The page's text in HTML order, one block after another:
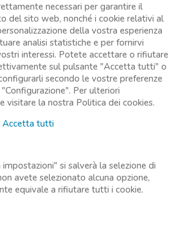
necessari per garantire il
del sito web, nonché i cookie relativi al
della vostra esperienza
analisi statistiche e per fornirvi
interessi. Potete accettare o rifiutare
sul pulsante "Accetta tutti" o
secondo le vostre preferenze
Per ulteriori
visitare la nostra Politica dei cookies.
Accetta tutti
si salverà la selezione di
avete selezionato alcuna opzione,
equivale a rifiutare tutti i cookie.